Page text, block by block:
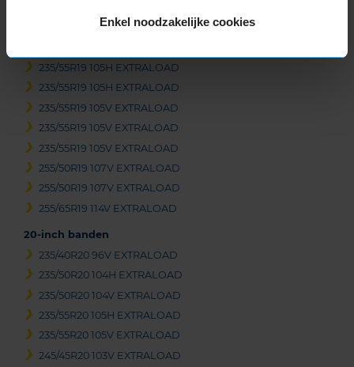
Enkel noodzakelijke cookies
235/50R19 103V EXTRALOAD
235/55R19 105H EXTRALOAD
235/55R19 105H EXTRALOAD
235/55R19 105V EXTRALOAD
235/55R19 105V EXTRALOAD
235/55R19 105V EXTRALOAD
255/50R19 107V EXTRALOAD
255/50R19 107V EXTRALOAD
255/65R19 114V EXTRALOAD
20-inch banden
235/40R20 96V EXTRALOAD
235/50R20 104H EXTRALOAD
235/50R20 104V EXTRALOAD
235/55R20 105H EXTRALOAD
235/55R20 105V EXTRALOAD
245/45R20 103V EXTRALOAD